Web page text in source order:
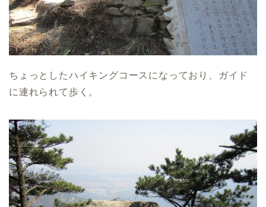
ちょっとしたハイキングコースになっており、ガイド
に連れられて歩く。